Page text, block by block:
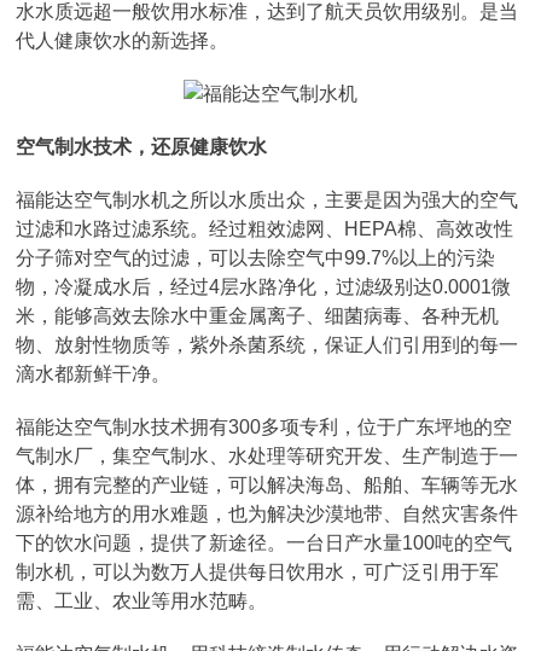
水水质远超一般饮用水标准，达到了航天员饮用级别。是当
代人健康饮水的新选择。
空气制水技术，还原健康饮水
福能达空气制水机之所以水质出众，主要是因为强大的空气
过滤和水路过滤系统。经过粗效滤网、HEPA棉、高效改性
分子筛对空气的过滤，可以去除空气中99.7%以上的污染
物，冷凝成水后，经过4层水路净化，过滤级别达0.0001微
米，能够高效去除水中重金属离子、细菌病毒、各种无机
物、放射性物质等，紫外杀菌系统，保证人们引用到的每一
滴水都新鲜干净。
福能达空气制水技术拥有300多项专利，位于广东坪地的空
气制水厂，集空气制水、水处理等研究开发、生产制造于一
体，拥有完整的产业链，可以解决海岛、船舶、车辆等无水
源补给地方的用水难题，也为解决沙漠地带、自然灾害条件
下的饮水问题，提供了新途径。一台日产水量100吨的空气
制水机，可以为数万人提供每日饮用水，可广泛引用于军
需、工业、农业等用水范畴。